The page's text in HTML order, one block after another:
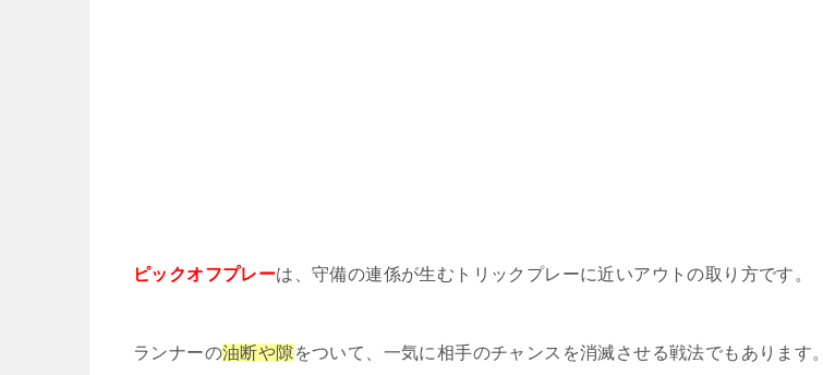
ピックオフプレーは、守備の連係が生むトリックプレーに近いアウトの取り方です。
ランナーの油断や隙をついて、一気に相手のチャンスを消滅させる戦法でもあります。